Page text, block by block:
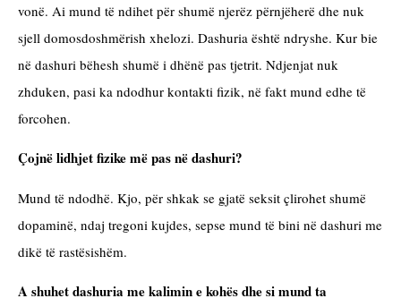
vonë. Ai mund të ndihet për shumë njerëz përnjëherë dhe nuk
sjell domosdoshmërish xhelozi. Dashuria është ndryshe. Kur bie
në dashuri bëhesh shumë i dhënë pas tjetrit. Ndjenjat nuk
zhduken, pasi ka ndodhur kontakti fizik, në fakt mund edhe të
forcohen.
Çojnë lidhjet fizike më pas në dashuri?
Mund të ndodhë. Kjo, për shkak se gjatë seksit çlirohet shumë
dopaminë, ndaj tregoni kujdes, sepse mund të bini në dashuri me
dikë të rastësishëm.
A shuhet dashuria me kalimin e kohës dhe si mund ta